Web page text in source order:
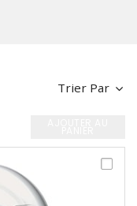
Trier Par